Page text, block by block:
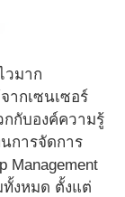
วมาก
ากเซนเซอร์
กับองค์ความรู้
การจัดการ
Management
ทั้งหมด ตั้งแต่